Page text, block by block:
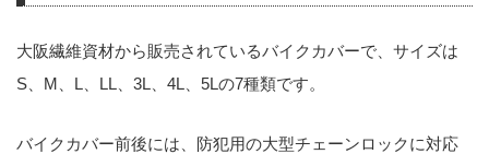
大阪繊維資材から販売されているバイクカバーで、サイズは
S、M、L、LL、3L、4L、5Lの7種類です。
バイクカバー前後には、防犯用の大型チェーンロックに対応